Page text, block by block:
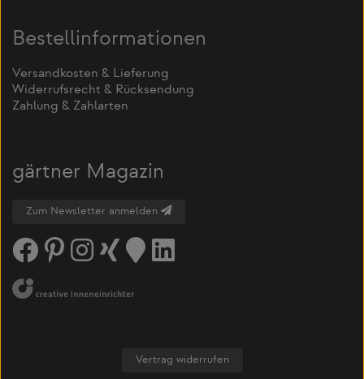
Bestellinformationen
Versandkosten & Lieferung
Widerrufsrecht & Rücksendung
Zahlung & Zahlarten
gärtner Magazin
Zum Newsletter anmelden
Vertrag widerrufen